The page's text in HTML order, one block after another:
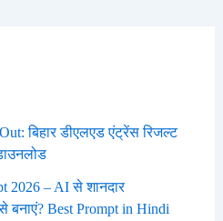
बिहार डीएलएड एंट्रेंस रिजल्ट
2026 – AI से शानदार
बनाएं? Best Prompt in Hindi